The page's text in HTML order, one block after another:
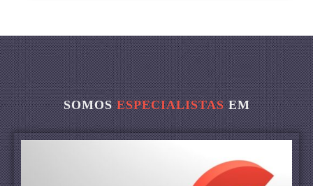
SOMOSESPECIALISTASEM